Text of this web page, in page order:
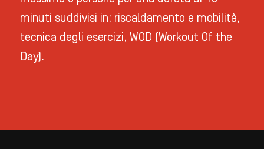
minuti suddivisi in: riscaldamento e mobilità,
tecnica degli esercizi, WOD (Workout Of the
Day).